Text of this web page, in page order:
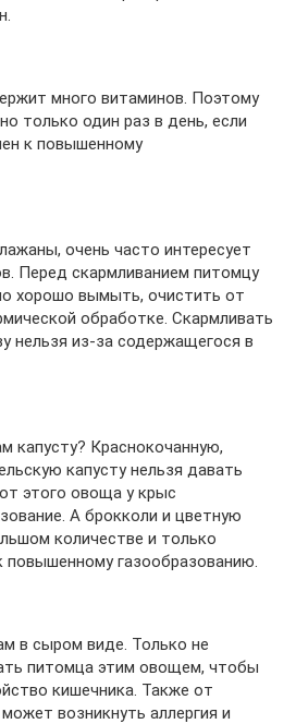
много витаминов. Поэтому
только один раз в день, если
к повышенному
очень часто интересует
Перед скармливанием питомцу
хорошо вымыть, очистить от
обработке. Скармливать
нельзя из-за содержащегося в
капусту? Краснокочанную,
капусту нельзя давать
этого овоща у крыс
А брокколи и цветную
количестве и только
газообразованию.
в сыром виде. Только не
питомца этим овощем, чтобы
кишечника. Также от
возникнуть аллергия и